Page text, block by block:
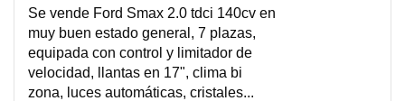
Se vende Ford Smax 2.0 tdci 140cv en
muy buen estado general, 7 plazas,
equipada con control y limitador de
velocidad, llantas en 17", clima bi
zona, luces automáticas, cristales...